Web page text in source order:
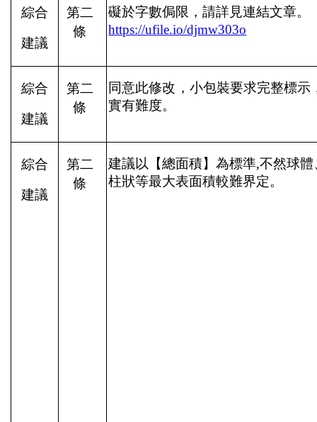
綜合
建議
第二
條
礙於字數侷限，請詳見連結文章。
https://ufile.io/djmw303o
綜合
建議
第二
條
同意此修改，小包裝要求完整標示
實有難度。
綜合
建議
第二
條
建議以【總面積】為標準,不然球體
柱狀等最大表面積較難界定。